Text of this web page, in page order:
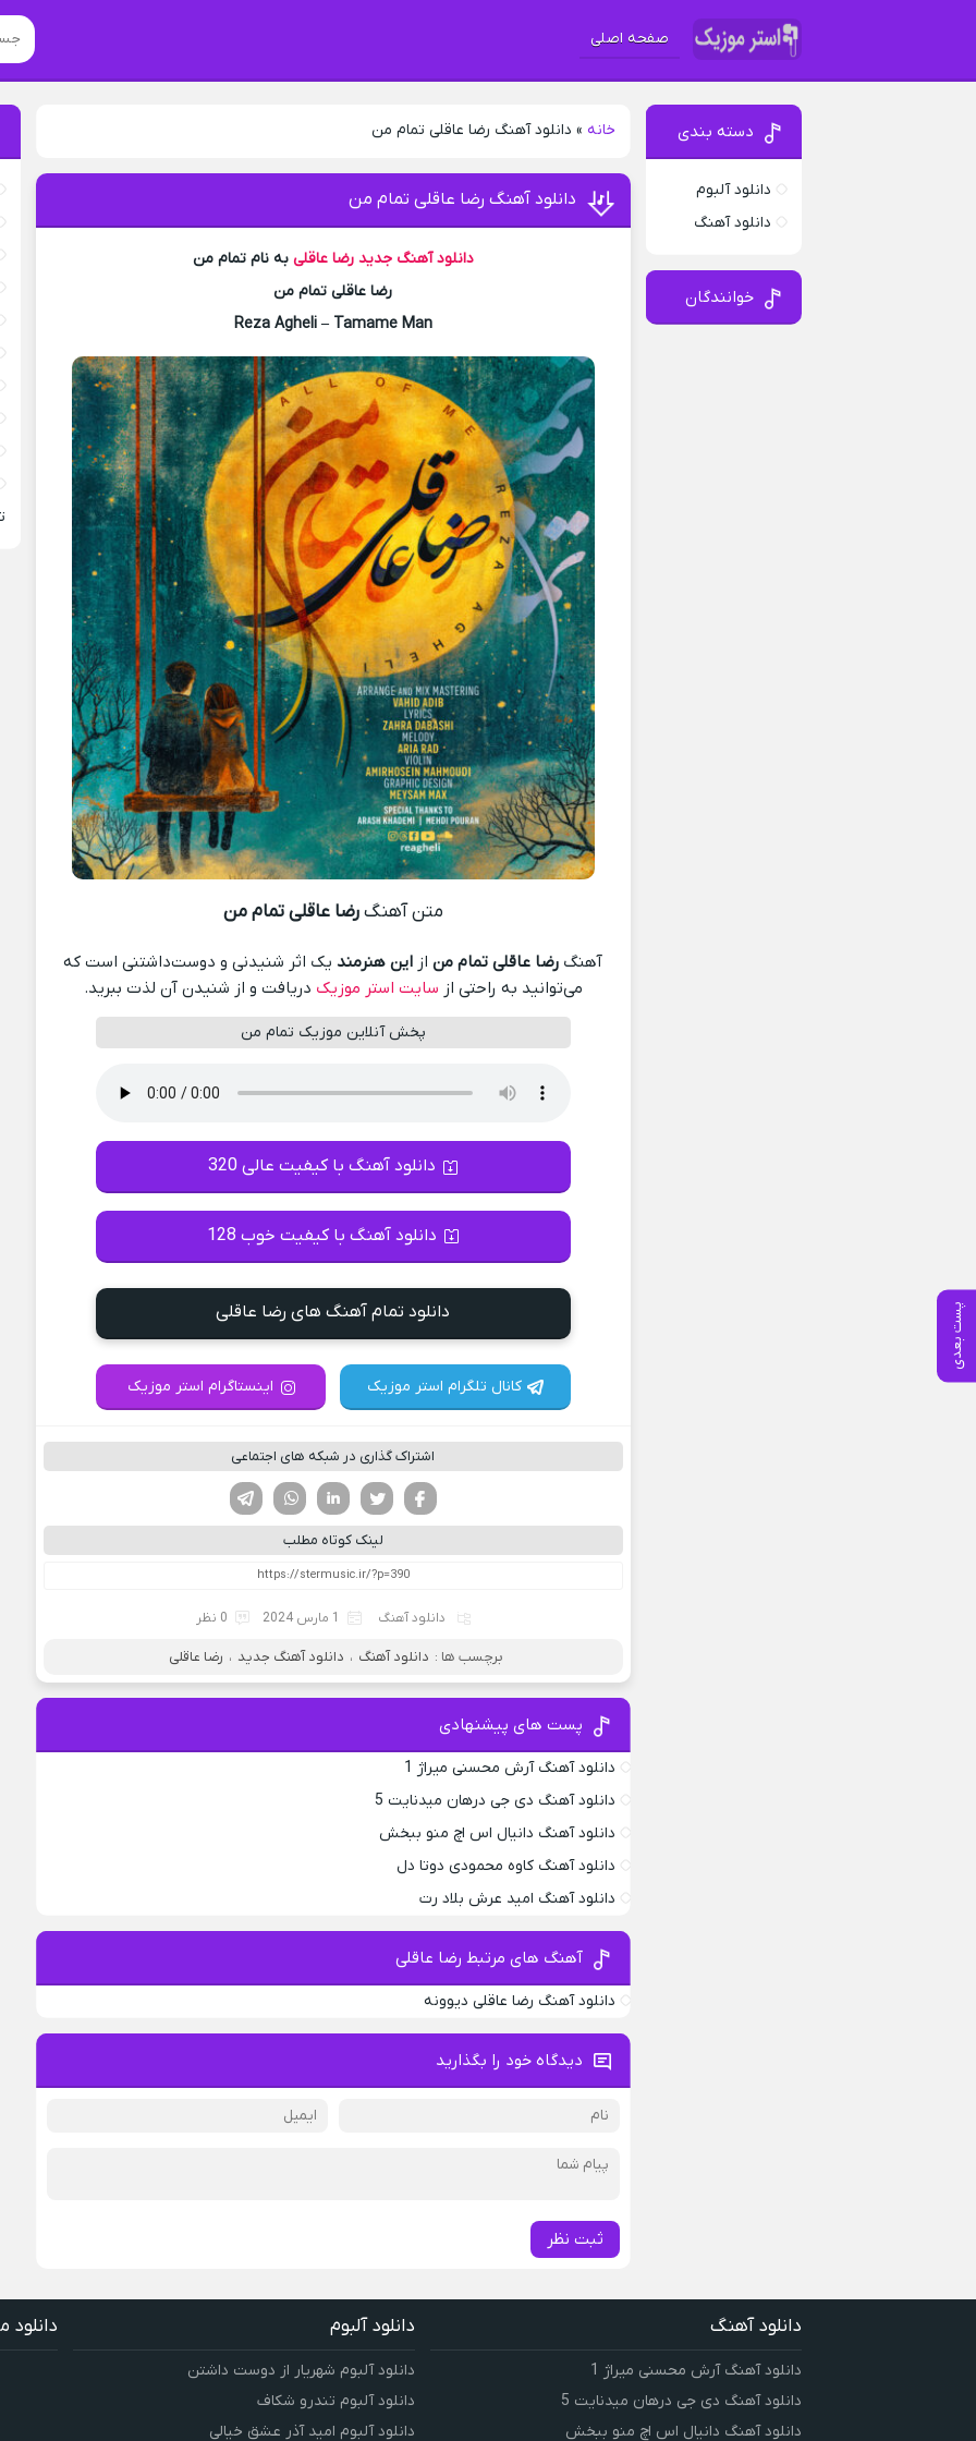
صفحه اصلی
خانه » دانلود آهنگ رضا عاقلی تمام من
پست بعدی
دانلود آهنگ رضا عاقلی تمام من
دانلود آهنگ جدید رضا عاقلی به نام تمام من
رضا عاقلی تمام من
Reza Agheli – Tamame Man
متن آهنگرضا عاقلی تمام من
آهنگ رضا عاقلی تمام مناز این هنرمندیک اثر شنیدنی و دوست‌داشتنی است که
می‌توانید به راحتی از سایت استر موزیک دریافت و از شنیدن آن لذت ببرید.
پخش آنلاین موزیک تمام من
دانلود آهنگ با کیفیت عالی 320
دانلود آهنگ با کیفیت خوب 128
دانلود تمام آهنگ های رضا عاقلی
کانال تلگرام استر موزیک اینستاگرام استر موزیک
اشتراک گذاری در شبکه های اجتماعی
لینکدین تویتر
فیسوک
لینک کوتاه مطلب
دانلود آهنگ 1 مارس 2024 0 نظر
برچسب ها : دانلود آهنگ ، دانلود آهنگ جدید ، رضا عاقلی
پست های پیشنهادی
دانلود آهنگ آرش محسنی میراژ 1
دانلود آهنگ دی جی درهان میدنایت 5
دانلود آهنگ دانیال اس اچ منو ببخش
دانلود آهنگ کاوه محمودی دوتا دل
دانلود آهنگ امید عرش بلاد رت
آهنگ های مرتبط رضا عاقلی
دانلود آهنگ رضا عاقلی دیوونه
دیدگاه خود را بگذارید
ثبت نظر
دسته بندی
دانلود آلبوم
دانلود آهنگ
خوانندگان
دانلود آهنگ
دانلود آهنگ آرش محسنی میراژ 1
دانلود آهنگ دی جی درهان میدنایت 5
دانلود آهنگ دانیال اس اچ منو ببخش
دانلود آلبوم
دانلود آلبوم شهریار از دوست داشتن
دانلود آلبوم تندرو شکاف
دانلود آلبوم امید آذر عشق خیالی
دانلود